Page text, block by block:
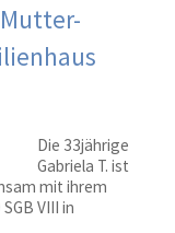
Die 33jährige
Gabriela T. ist
mit ihrem
VIII in